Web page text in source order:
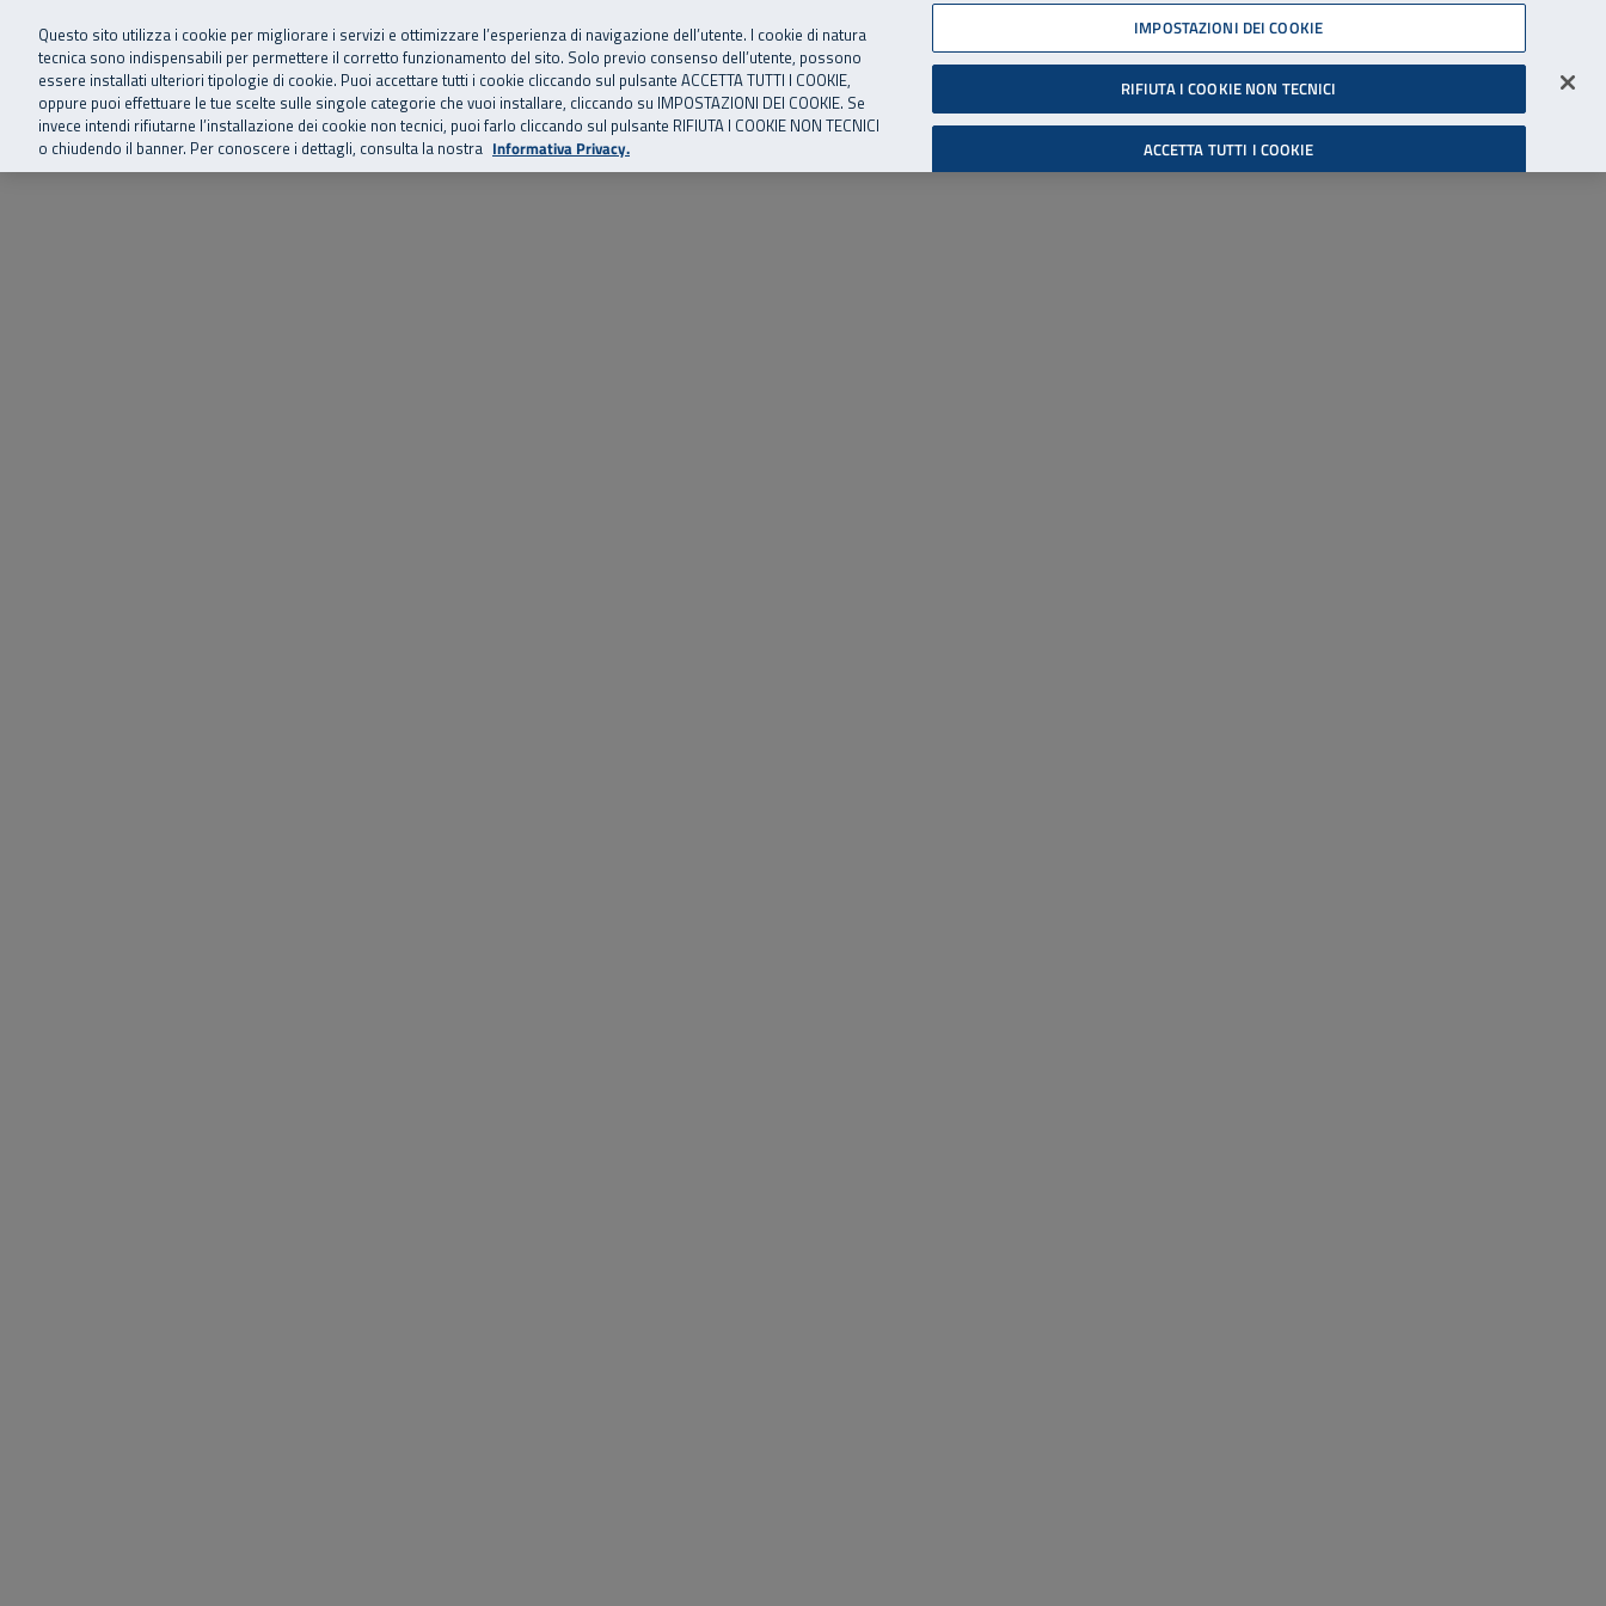
Vai al menu principale
Vai al contenuto principale
Vai al Footer 06 45539607
SuperAbile - il Contact Center Inail per il mondo della disabilità
Home Chi siamo Storie, news ed eventi Risorse utili Supporto Accessibilità
Cerca
Accedi all'area riservata
Questo sito utilizza i cookie per migliorare i servizi e ottimizzare l’esperienza di navigazione dell’utente. I cookie di natura
tecnica sono indispensabili per permettere il corretto funzionamento del sito. Solo previo consenso dell’utente, possono
essere installati ulteriori tipologie di cookie. Puoi accettare tutti i cookie cliccando sul pulsante ACCETTA TUTTI I COOKIE,
oppure puoi effettuare le tue scelte sulle singole categorie che vuoi installare, cliccando su IMPOSTAZIONI DEI COOKIE. Se
invece intendi rifiutarne l’installazione dei cookie non tecnici, puoi farlo cliccando sul pulsante RIFIUTA I COOKIE NON TECNICI
o chiudendo il banner. Per conoscere i dettagli, consulta la nostra Informativa Privacy.
IMPOSTAZIONI DEI COOKIE
RIFIUTA I COOKIE NON TECNICI
ACCETTA TUTTI I COOKIE